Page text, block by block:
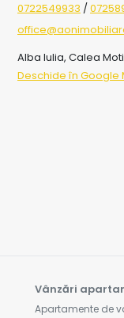
0722549933 /
Alba Iulia, Calea
Deschide în Google
Vânzări
Apartamente de